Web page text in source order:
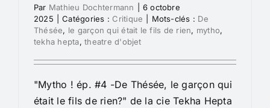
Par Mathieu Dochtermann
6 octobre
2025
Catégories : Critique Mots-clés : De
Thésée, le garçon qui était le fils de rien, mytho,
tekha hepta,theatre d'objet
"Mytho ! ép. #4 -De Thésée, le garçon qui
était le fils de rien?" de la cie Tekha Hepta